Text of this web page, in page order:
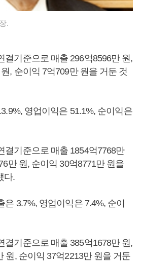
.
결기준으로 매출 296억8596만 원,
, 순이익 7억709만 원을 거둔 것
영업이익은 51.1%, 순이익은
결기준으로 매출 1854억7768만
만 원, 순이익 30억8771만 원을
다.
3.7%, 영업이익은 7.4%, 순이
결기준으로 매출 385억1678만 원,
원, 순이익 37억2213만 원을 거둔